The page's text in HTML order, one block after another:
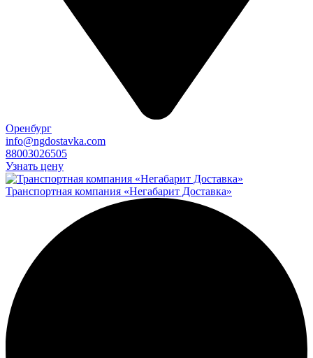
Оренбург
info@ngdostavka.com
88003026505
Узнать цену
Транспортная компания «Негабарит Доставка»